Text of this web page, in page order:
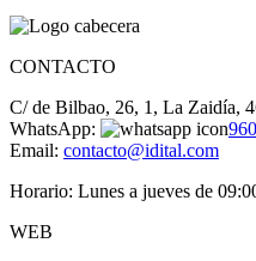
CONTACTO
C/ de Bilbao, 26, 1, La Zaidía,
WhatsApp:
Email: contacto@idital.com
Horario: Lunes a jueves de
WEB